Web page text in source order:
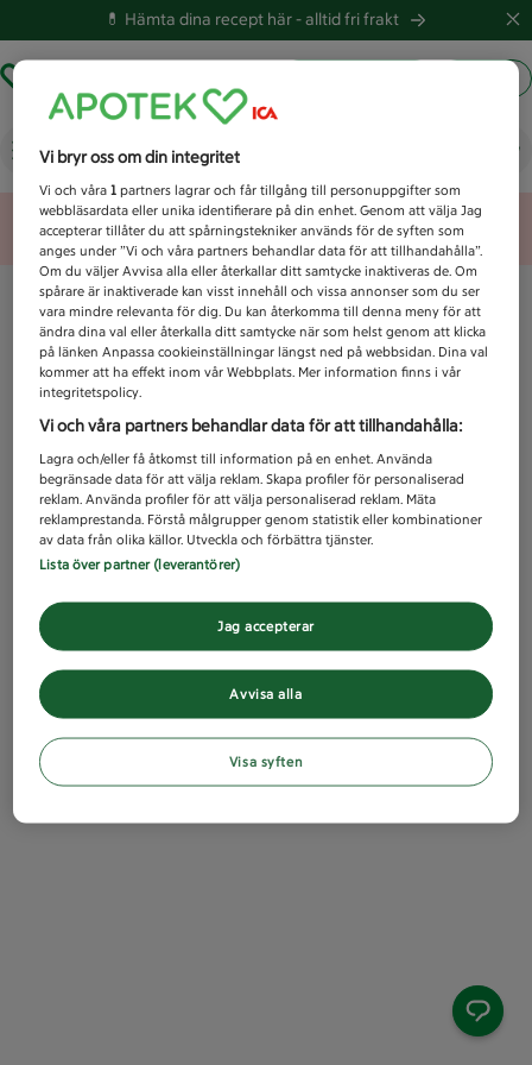
💊 Hämta dina recept här -alltid fri frakt
Vad letar du efter idag?
Unknown error
Vi bryr oss om din integritet
Vi och våra1 partners lagrar och får tillgång till personuppgifter som
webbläsardata eller unika identifierare på din enhet. Genom att välja Jag
accepterar tillåter du att spårningstekniker används för de syften som
anges under ”Vi och våra partners behandlar data för att tillhandahålla”.
Om du väljer Avvisa alla eller återkallar ditt samtycke inaktiveras de. Om
spårare är inaktiverade kan visst innehåll och vissa annonser som du ser
vara mindre relevanta för dig. Du kan återkomma till denna meny för att
ändra dina val eller återkalla ditt samtycke när som helst genom att klicka
på länken Anpassa cookieinställningar längst ned på webbsidan. Dina val
kommer att ha effekt inom vår Webbplats. Mer information finns i vår
integritetspolicy.
Vi och våra partners behandlar data för att tillhandahålla:
Lagra och/eller få åtkomst till information på en enhet. Använda
begränsade data för att välja reklam. Skapa profiler för personaliserad
reklam. Använda profiler för att välja personaliserad reklam. Mäta
reklamprestanda. Förstå målgrupper genom statistik eller kombinationer
av data från olika källor. Utveckla och förbättra tjänster.
Lista över partner (leverantörer)
Avvisa alla
Jag accepterar
Visa syften